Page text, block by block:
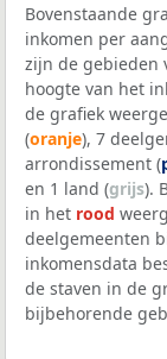
Bovenstaande
inkomen per
zijn de gebieden
hoogte van het
de grafiek
(oranje), 7
arrondissement (
en 1 land (grijs).
in het rood
deelgemeenten
inkomensdata
de staven in de
bijbehorende